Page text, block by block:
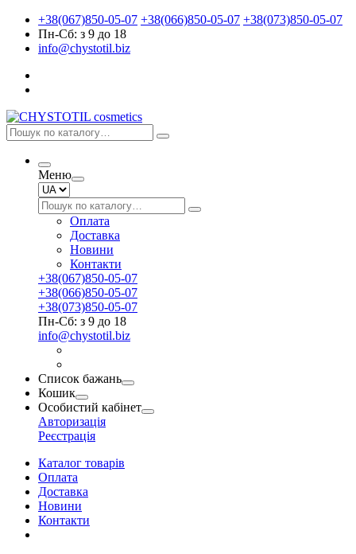
+38(067)850-05-07 +38(066)850-05-07 +38(073)850-05-07
Пн-Сб: з 9 до 18
info@chystotil.biz
Меню
Оплата
Доставка
Новини
Контакти
+38(067)850-05-07
+38(066)850-05-07
+38(073)850-05-07
Пн-Сб: з 9 до 18
info@chystotil.biz
Список бажань
Кошик
Особистий кабінет
Авторизація
Реєстрація
Каталог товарів
Оплата
Доставка
Новини
Контакти